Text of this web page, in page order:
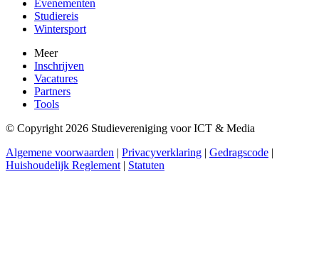
Evenementen
Studiereis
Wintersport
Meer
Inschrijven
Vacatures
Partners
Tools
© Copyright 2026 Studievereniging voor ICT & Media
Algemene voorwaarden | Privacyverklaring | Gedragscode |
Huishoudelijk Reglement | Statuten